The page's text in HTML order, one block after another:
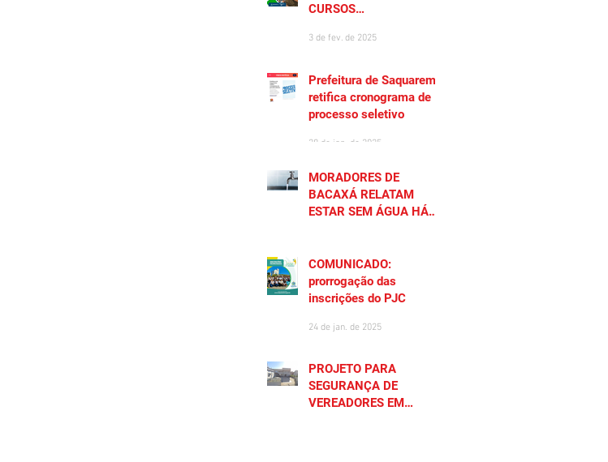
CURSOS
GRATUITOS PARA
SAQUAREMA
3 de fev. de 2025
Prefeitura de Saquarema
retifica cronograma de
processo seletivo
28 de jan. de 2025
MORADORES DE
BACAXÁ RELATAM
ESTAR SEM ÁGUA HÁ
COMUNICADO:
prorrogação das
inscrições do PJC
24 de jan. de 2025
PROJETO PARA
SEGURANÇA DE
VEREADORES EM